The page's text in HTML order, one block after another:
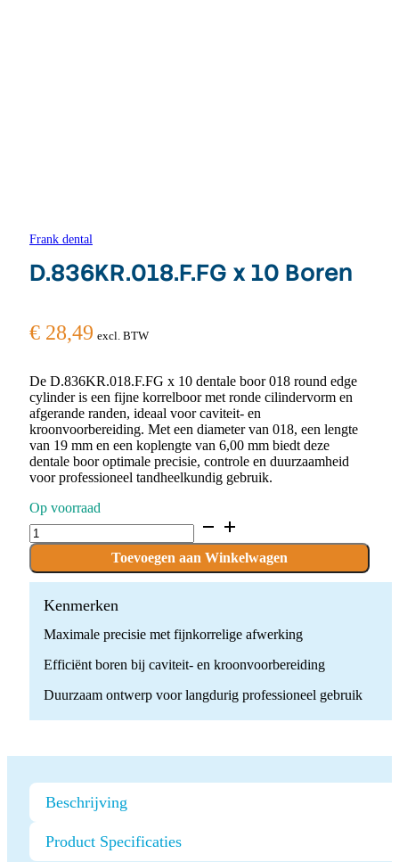
Frank dental
D.836KR.018.F.FG x 10 Boren
€ 28,49 excl. BTW
De D.836KR.018.F.FG x 10 dentale boor 018 round edge
cylinder is een fijne korrelboor met ronde cilindervorm en
afgerande randen, ideaal voor caviteit- en
kroonvoorbereiding. Met een diameter van 018, een lengte
van 19 mm en een koplengte van 6,00 mm biedt deze
dentale boor optimale precisie, controle en duurzaamheid
voor professioneel tandheelkundig gebruik.
Op voorraad
D.836KR.018.F.FG
x
Boren
quantity
Toevoegen aan Winkelwagen
Kenmerken
Maximale precisie met fijnkorrelige afwerking
Efficiënt boren bij caviteit- en kroonvoorbereiding
Duurzaam ontwerp voor langdurig professioneel gebruik
Beschrijving
Product Specificaties